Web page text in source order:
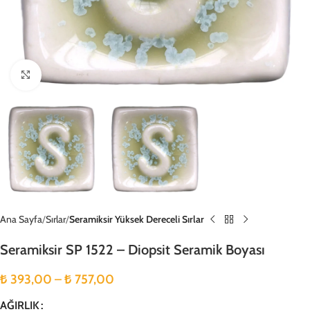
Büyütmek için tıklayın
Ana Sayfa Sırlar Seramiksir Yüksek Dereceli Sırlar
Seramiksir SP 1522 – Diopsit Seramik Boyası
₺ 393,00 –₺ 757,00
AĞIRLIK